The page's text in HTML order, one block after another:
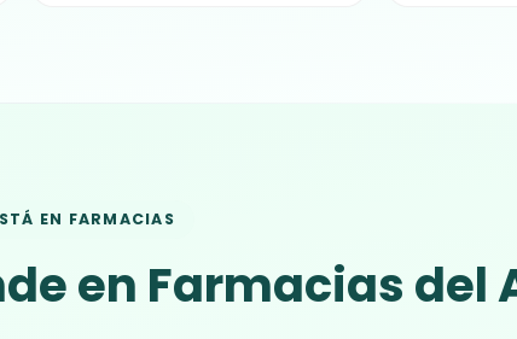
EN FARMACIAS
en Farmacias del